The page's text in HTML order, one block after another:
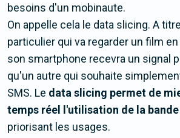
besoins d'un mobinaute.
On appelle cela le data slicing. A
particulier qui va regarder un film
son smartphone recevra un signal
qu'un autre qui souhaite
SMS. Le data slicing permet de
temps réel l'utilisation de la
priorisant les usages.